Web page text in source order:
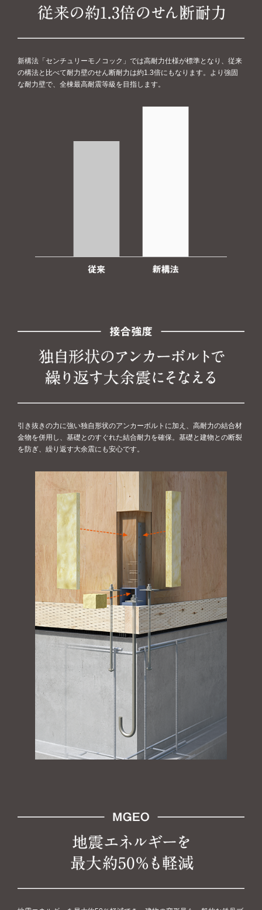
新構法「センチュリーモノコック」では高耐力仕様が標準となり、従来
の構法と比べて耐力壁のせん断耐力は約1.3倍にもなります。より強固
な耐力壁で、全棟最高耐震等級を目指します。
引き抜きの力に強い独自形状のアンカーボルトに加え、高耐力の結合材
金物を併用し、基礎とのすぐれた結合耐力を確保。基礎と建物との断裂
を防ぎ、繰り返す大余震にも安心です。